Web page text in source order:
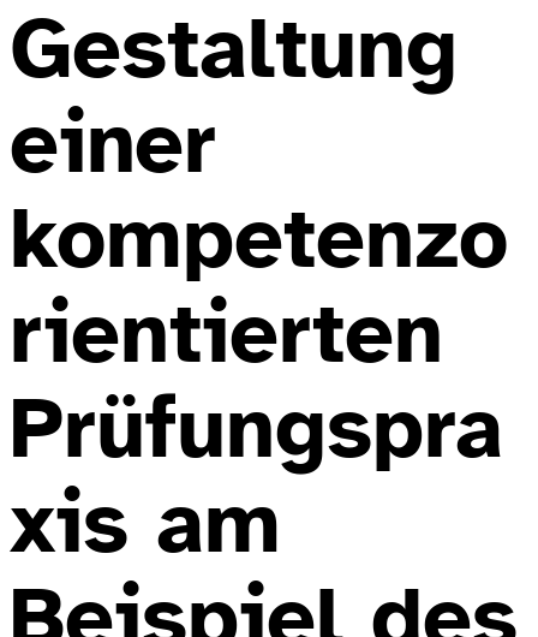
Gestaltung
einer
kompetenzo
rientierten
Prüfungspra
xis am